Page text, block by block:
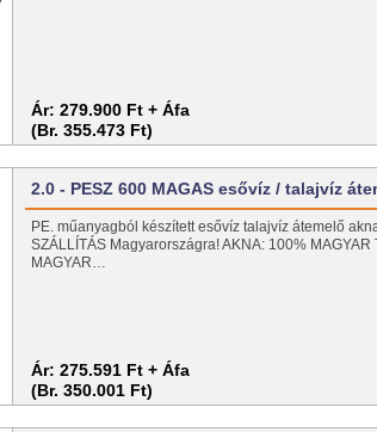
Ár: 279.900 Ft + Áfa
(Br. 355.473 Ft)
2.0 - PESZ 600 MAGAS esővíz / talajvíz
PE. műanyagból készített esővíz talajvíz átemelő
SZÁLLÍTÁS Magyarországra! AKNA: 100% MAGYAR
MAGYAR…
Ár: 275.591 Ft + Áfa
(Br. 350.001 Ft)